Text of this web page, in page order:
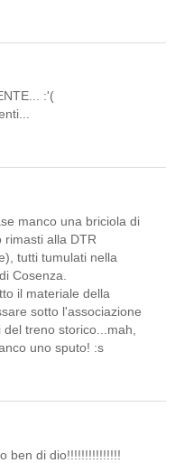
:'(
manco una briciola di
rimasti alla DTR
tutti tumulati nella
Cosenza.
il materiale della
sotto l'associazione
treno storico...mah,
uno sputo! :s
ben di dio!!!!!!!!!!!!!!!